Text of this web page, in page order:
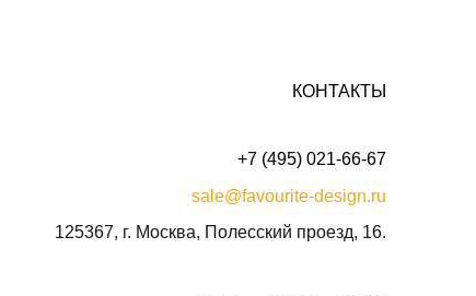
КОНТАКТЫ
+7 (495) 021-66-67
sale@favourite-design.ru
125367, г. Москва, Полесский проезд, 16.